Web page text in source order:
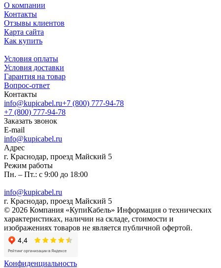
О компании
Контакты
Отзывы клиентов
Карта сайта
Как купить
Условия оплаты
Условия доставки
Гарантия на товар
Вопрос-ответ
Контакты
info@kupicabel.ru+7 (800) 777-94-78
+7 (800) 777-94-78
Заказать звонок
E-mail
info@kupicabel.ru
Адрес
г. Краснодар, проезд Майский 5
Режим работы
Пн. – Пт.: с 9:00 до 18:00
info@kupicabel.ru
г. Краснодар, проезд Майский 5
© 2026 Компания «КупиКабель» Информация о технических
характеристиках, наличии на складе, стоимости и
изображениях товаров не является публичной офертой.
Конфиденциальность